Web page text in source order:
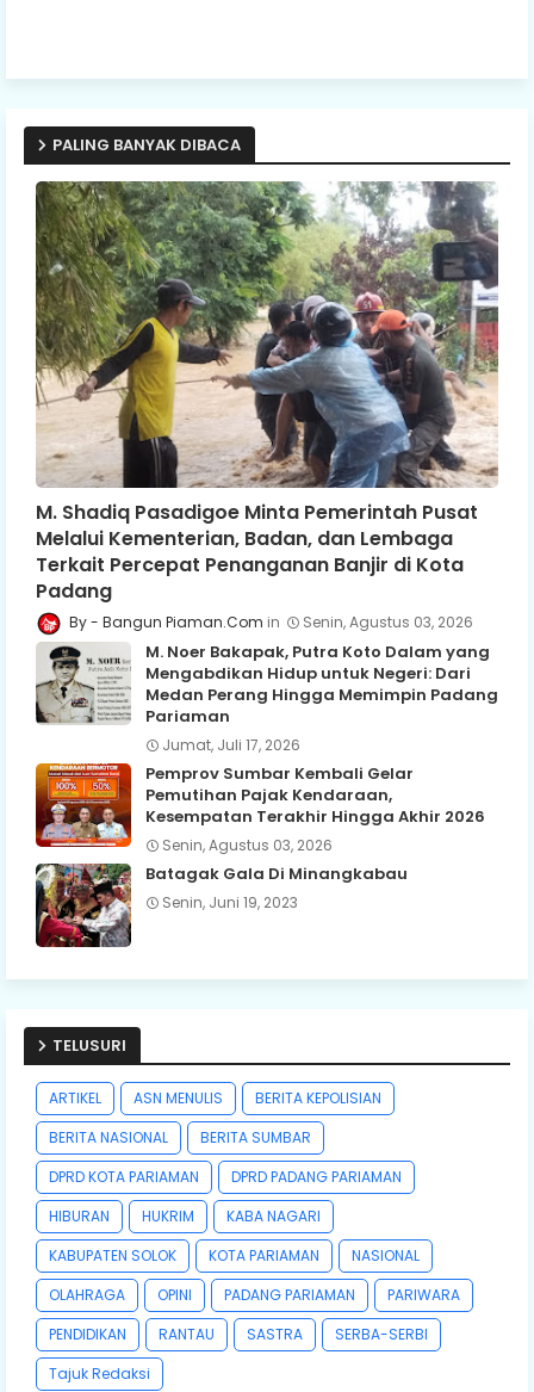
PALING BANYAK DIBACA
M. Shadiq Pasadigoe Minta Pemerintah Pusat
Melalui Kementerian, Badan, dan Lembaga
Terkait Percepat Penanganan Banjir di Kota
Padang
Bangun Piaman.Com Senin, Agustus 03, 2026
M. Noer Bakapak, Putra Koto Dalam yang
Mengabdikan Hidup untuk Negeri: Dari
Medan Perang Hingga Memimpin Padang
Pariaman
Jumat, Juli 17, 2026
Pemprov Sumbar Kembali Gelar
Pemutihan Pajak Kendaraan,
Kesempatan Terakhir Hingga Akhir 2026
Senin, Agustus 03, 2026
Batagak Gala Di Minangkabau
Senin, Juni 19, 2023
TELUSURI
ARTIKEL ASN MENULIS
BERITA KEPOLISIAN
BERITA NASIONAL
BERITA SUMBAR
DPRD KOTA PARIAMAN
DPRD PADANG PARIAMAN
HIBURAN
HUKRIM
KABA NAGARI
KABUPATEN SOLOK
KOTA PARIAMAN
NASIONAL
OLAHRAGA
OPINI PADANG PARIAMAN
PARIWARA
PENDIDIKAN
RANTAU SASTRA
SERBA-SERBI
Tajuk Redaksi